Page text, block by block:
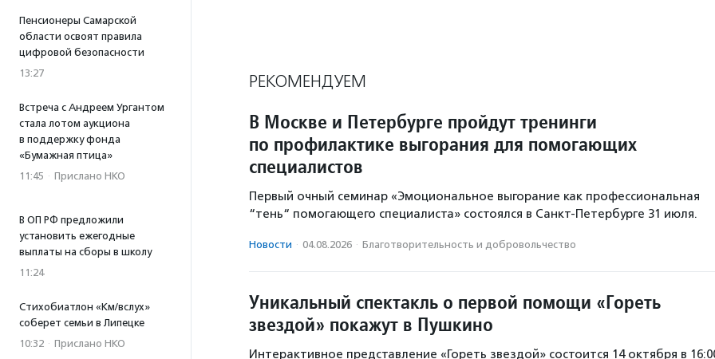
Пенсионеры Самарской
области освоят правила
цифровой безопасности
13:27
Встреча с Андреем Ургантом
стала лотом аукциона
в поддержку фонда
«Бумажная птица»
11:45 · Прислано НКО
В ОП РФ предложили
установить ежегодные
выплаты на сборы в школу
11:24
Стихобиатлон «Км/вслух»
соберет семьи в Липецке
10:32 · Прислано НКО
РЕКОМЕНДУЕМ
В Москве и Петербурге пройдут тренинги
по профилактике выгорания для помогающих
специалистов
Первый очный семинар «Эмоциональное выгорание как профессиональная
“тень“ помогающего специалиста» состоялся в Санкт-Петербурге 31 июля.
Новости · 04.08.2026 · Благотвори­тель­ность и доброволь­чест­во
Уникальный спектакль о первой помощи «Гореть
звездой» покажут в Пушкино
Интерактивное представление «Гореть звездой» состоится 14 октября в